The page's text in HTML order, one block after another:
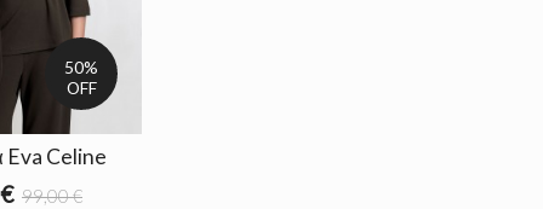
50%
OFF
Celine
99,00 €